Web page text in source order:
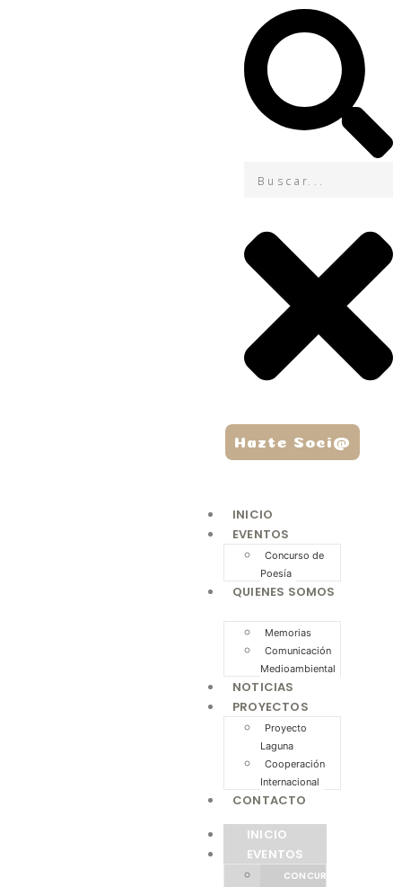
INICIO
EVENTOS
Concurso de
Poesía
QUIENES SOMOS
Memorias
Comunicación
Medioambiental
NOTICIAS
PROYECTOS
Proyecto
Laguna
Cooperación
Internacional
CONTACTO
INICIO
EVENTOS
CONCURSO
Hazte Soci@